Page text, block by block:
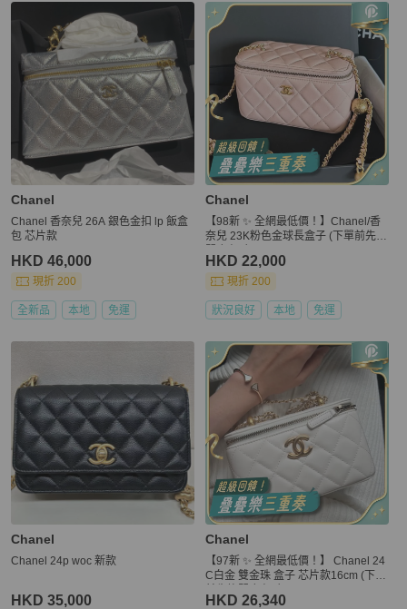
Chanel
Chanel 香奈兒 26A 銀色金扣 lp 飯盒
包 芯片款
HKD 46,000
現折 200
全新品 本地 免運
Chanel
【98新 ✨ 全網最低價！】Chanel/香
奈兒 23K粉色金球長盒子 (下單前先詢
HKD 22,000
現折 200
狀況良好 本地 免運
Chanel
Chanel 24p woc 新款
HKD 35,000
Chanel
【97新 ✨ 全網最低價！】 Chanel 24
C白金 雙金珠 盒子 芯片款16cm (下單
HKD 26,340